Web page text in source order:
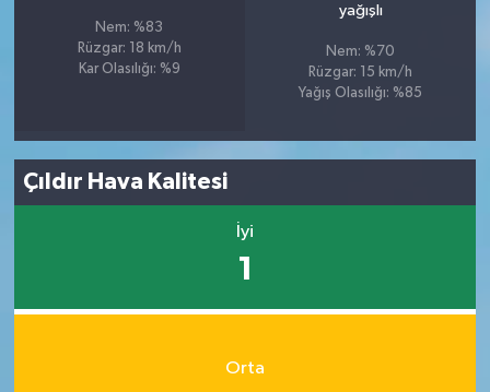
Nem: %83
Rüzgar: 18 km/h
Kar Olasılığı: %9
yağışlı
Nem: %70
Rüzgar: 15 km/h
Yağış Olasılığı: %85
Çıldır Hava Kalitesi
İyi
1
Orta